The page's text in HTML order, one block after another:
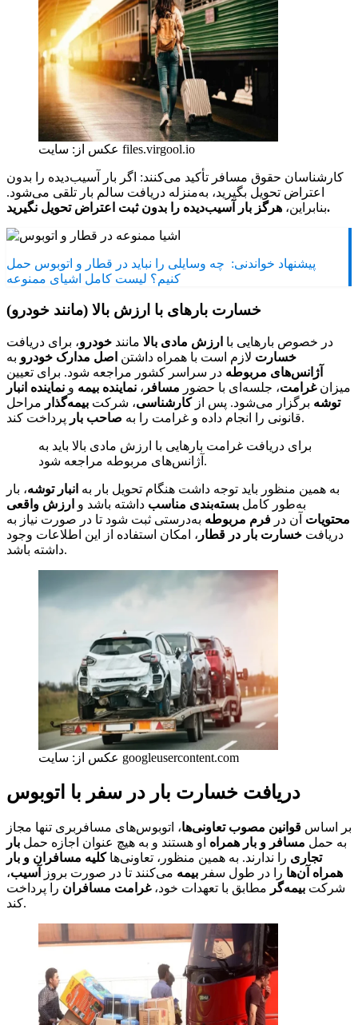
عکس از: سایت files.virgool.io
کارشناسان حقوق مسافر تأکید می‌کنند: اگر بار آسیب‌دیده را بدون
اعتراض تحویل بگیرید، به‌منزله دریافت سالم بار تلقی می‌شود.
بنابراین،هرگز بار آسیب‌دیده را بدون ثبت اعتراض تحویل نگیرید.
پیشنهاد خواندنی: چه وسایلی را نباید در قطار و اتوبوس حمل
کنیم؟ لیست کامل اشیای ممنوعه
خسارت بارهای با ارزش بالا (مانند خودرو)
در خصوص بارهایی با ارزش مادی بالا مانند خودرو، برای دریافت
خسارت لازم است با همراه داشتن اصل مدارک خودرو به
آژانس‌های مربوطه در سراسر کشور مراجعه شود. برای تعیین
میزانغرامت، جلسه‌ای با حضور مسافر ، نماینده بیمه و نماینده انبار
توشه برگزار می‌شود. پس ازکارشناسی، شرکت بیمه‌گذار مراحل
قانونی را انجام داده و غرامت را به صاحب بار پرداخت کند.
برای دریافت غرامت بارهایی با ارزش مادی بالا باید به
آژانس‌های مربوطه مراجعه شود.
به همین منظور باید توجه داشت هنگام تحویل بار به انبار توشه، بار
به‌طور کامل بسته‌بندی مناسب داشته باشد و ارزش واقعی
محتویات آن در فرم مربوطه به‌درستی ثبت شود تا در صورت نیاز به
دریافت خسارت بار در قطار ، امکان استفاده از این اطلاعات وجود
داشته باشد.
عکس از: سایت googleusercontent.com
دریافت خسارت بار در سفر با اتوبوس
بر اساس قوانین مصوب تعاونی‌ها، اتوبوس‌های مسافربری تنها مجاز
به حمل مسافر و بار همراه او هستند و به هیچ عنوان اجازه حمل بار
تجاری را ندارند. به همین منظور، تعاونی‌هاکلیه مسافران و بار
همراه آن‌ها را در طول سفر بیمه می‌کنند تا در صورت بروز آسیب،
شرکت بیمه‌گر مطابق با تعهدات خود،غرامت مسافران را پرداخت
کند.